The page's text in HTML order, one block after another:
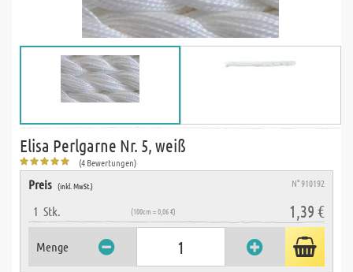
Elisa Perlgarne Nr. 5, weiß
(4 Bewertungen)
Preis (inkl. MwSt.) N° 910192
1 Stk. (100cm = 0,06 €) 1,39 €
Menge